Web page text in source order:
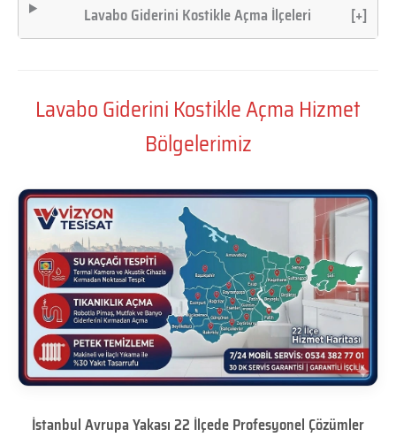
Lavabo Giderini Kostikle Açma İlçeleri [+]
Lavabo Giderini Kostikle Açma Hizmet
Bölgelerimiz
İstanbul Avrupa Yakası 22 İlçede Profesyonel Çözümler